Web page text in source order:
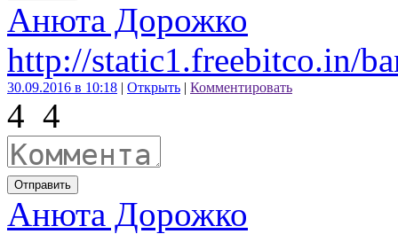
Анюта Дорожко
http://static1.freebitco.in/
30.09.2016 в 10:18 | Открыть | Комментировать
4 4
Отправить
Анюта Дорожко